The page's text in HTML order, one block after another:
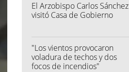
El Arzobispo Carlos Sánchez
visitó Casa de Gobierno
"Los vientos provocaron
voladura de techos y dos
focos de incendios"